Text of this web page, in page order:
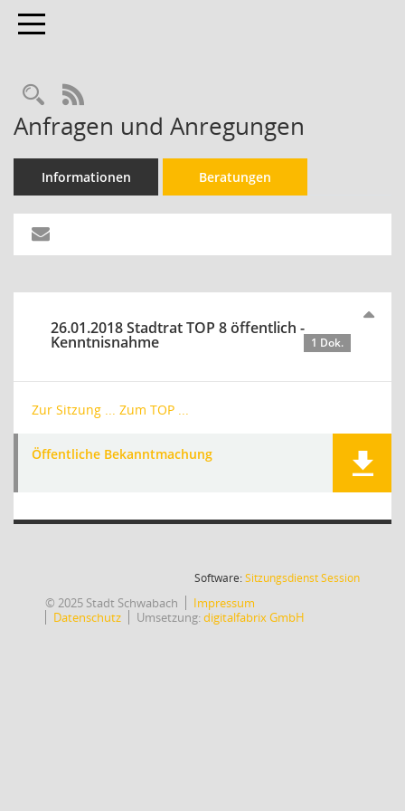
Toggle navigation
Rechercheauswahl
RSS-Feed
Anfragen und Anregungen
Informationen Beratungen
26.01.2018 Stadtrat TOP 8 öffentlich -
Kenntnisnahme 1 Dok.
Zur Sitzung ... Zum TOP ...
Öffentliche Bekanntmachung
Software:SitzungsdienstSession(Wird in
© 2025 Stadt Schwabach
Impressum
Datenschutz
Umsetzung:digitalfabrix GmbH